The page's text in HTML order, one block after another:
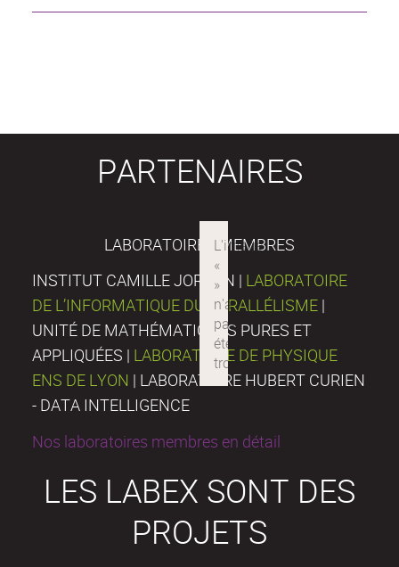
PARTENAIRES
LABORATOIRES MEMBRES
INSTITUT CAMILLE JORDAN | LABORATOIRE
DE L’INFORMATIQUE DU PARALLÉLISME |
UNITÉ DE MATHÉMATIQUES PURES ET
APPLIQUÉES | LABORATOIRE DE PHYSIQUE
ENS DE LYON | LABORATOIRE HUBERT CURIEN
- DATA INTELLIGENCE
Nos laboratoires membres en détail
LES LABEX SONT DES
PROJETS